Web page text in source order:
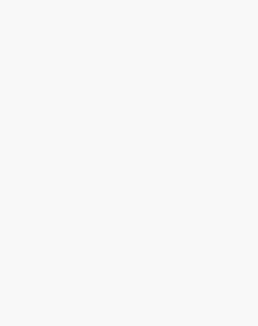
réduisant la chaleur générée.